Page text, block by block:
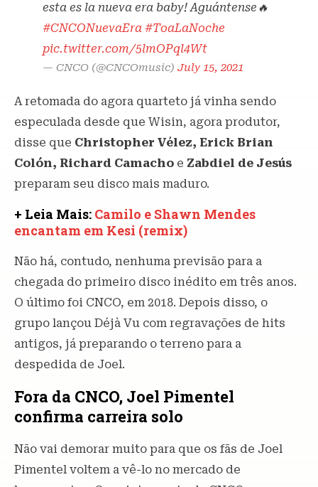
esta es la nueva era baby! Aguántense🔥
#CNCONuevaEra #ToaLaNoche
pic.twitter.com/5lmOPql4Wt
— CNCO (@CNCOmusic) July 15, 2021
A retomada do agora quarteto já vinha sendo
especulada desde que Wisin, agora produtor,
disse que Christopher Vélez, Erick Brian
Colón, Richard Camacho e Zabdiel de Jesús
preparam seu disco mais maduro.
+ Leia Mais: Camilo e Shawn Mendes
encantam em Kesi (remix)
Não há, contudo, nenhuma previsão para a
chegada do primeiro disco inédito em três anos.
O último foi CNCO, em 2018. Depois disso, o
grupo lançou Déjà Vu com regravações de hits
antigos, já preparando o terreno para a
despedida de Joel.
Fora da CNCO, Joel Pimentel
confirma carreira solo
Não vai demorar muito para que os fãs de Joel
Pimentel voltem a vê-lo no mercado de